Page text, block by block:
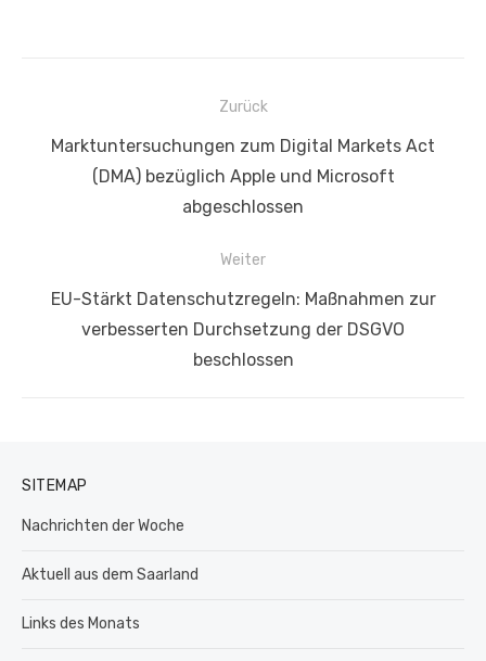
Beitragsnavigation
Zurück
Vorheriger
Beitrag:
Marktuntersuchungen zum Digital Markets Act
(DMA) bezüglich Apple und Microsoft
abgeschlossen
Weiter
Nächster
Beitrag:
EU-Stärkt Datenschutzregeln: Maßnahmen zur
verbesserten Durchsetzung der DSGVO
beschlossen
SITEMAP
Nachrichten der Woche
Aktuell aus dem Saarland
Links des Monats